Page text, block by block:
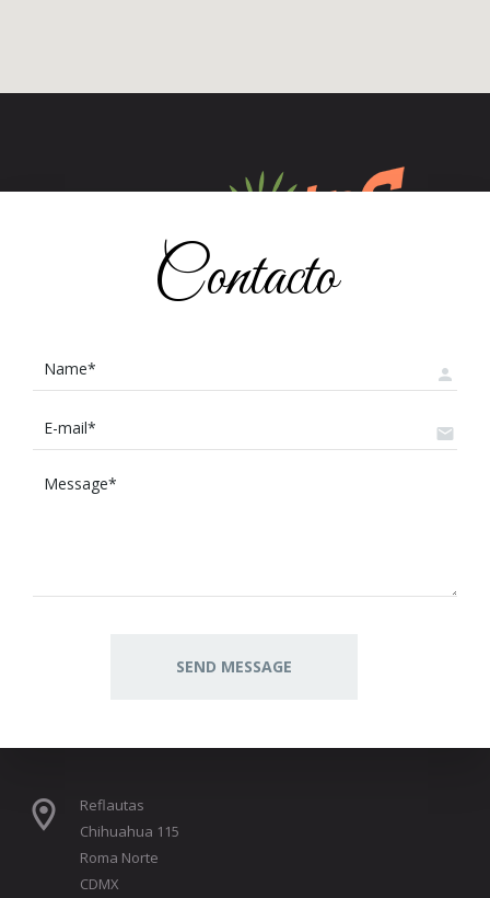
Contacto
Reflautas
Chihuahua 115
Roma Norte
CDMX